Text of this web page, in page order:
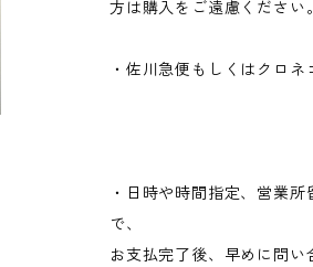
方は購入をご遠慮ください。
・佐川急便もしくはクロネ
・日時や時間指定、営業
で、
お支払完了後、早めに問い